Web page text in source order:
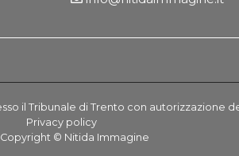
il Tribunale di Trento con autorizzazione
Privacy policy
Copyright © Nitida Immagine